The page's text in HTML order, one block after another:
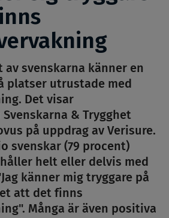
av svenskarna känner en
platser utrustade med
Det visar
& Trygghet
på uppdrag av Verisure.
svenskar (79 procent)
helt eller delvis med
känner mig tryggare på
att det finns
Många är även positiva